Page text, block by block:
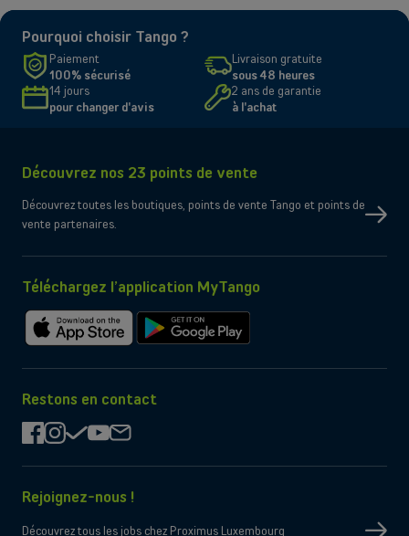
Chargement rapide
Jusqu'à 50% en 30 minutes
Écran
Taille et résolution
6.5" - 2736 x 1260 pixels
Type d'écran
Super Retina XDR
Type de SIM
eSIM uniquement
Oui
Port micro-SD
Bluetooth
Oui
NFC
Contenu de la boîte
Câble de chargement
Pourquoi choisir Tango ?
Paiement
100% sécurisé
Livraison gratuite
sous 48 heures
14 jours
pour changer d'avis
2 ans de garantie
à l'achat
Découvrez nos 23 points de vente
Découvrez toutes les boutiques, points de vente Tango et points de
vente partenaires.
Téléchargez l’application MyTango
sur
Store
sur
Play
Restons en contact
facebook
instagram
checkyoutube
mail
Rejoignez-nous !
Découvrez tous les jobs chez Proximus Luxembourg